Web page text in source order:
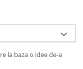
la baza o idee de-a